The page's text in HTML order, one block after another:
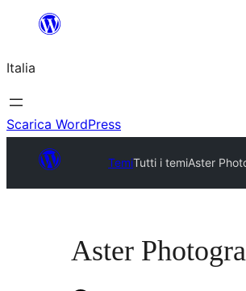
contenuto
Italia
Scarica WordPress
TemiTutti i temiAster
Aster